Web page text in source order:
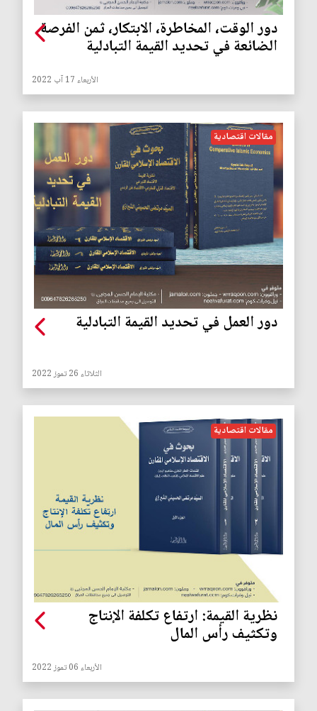
دور الوقت، المخاطرة، الابتكار، ثمن الفرصة
الضائعة في تحديد القيمة التبادلية
الأربعاء 17 آب 2022
مقالات اقتصادية
دور العمل في تحديد القيمة التبادلية
الثلاثاء 26 تموز 2022
مقالات اقتصادية
نظرية القيمة: ارتفاع تكلفة الإنتاج
وتكثيف رأس المال
الأربعاء 06 تموز 2022